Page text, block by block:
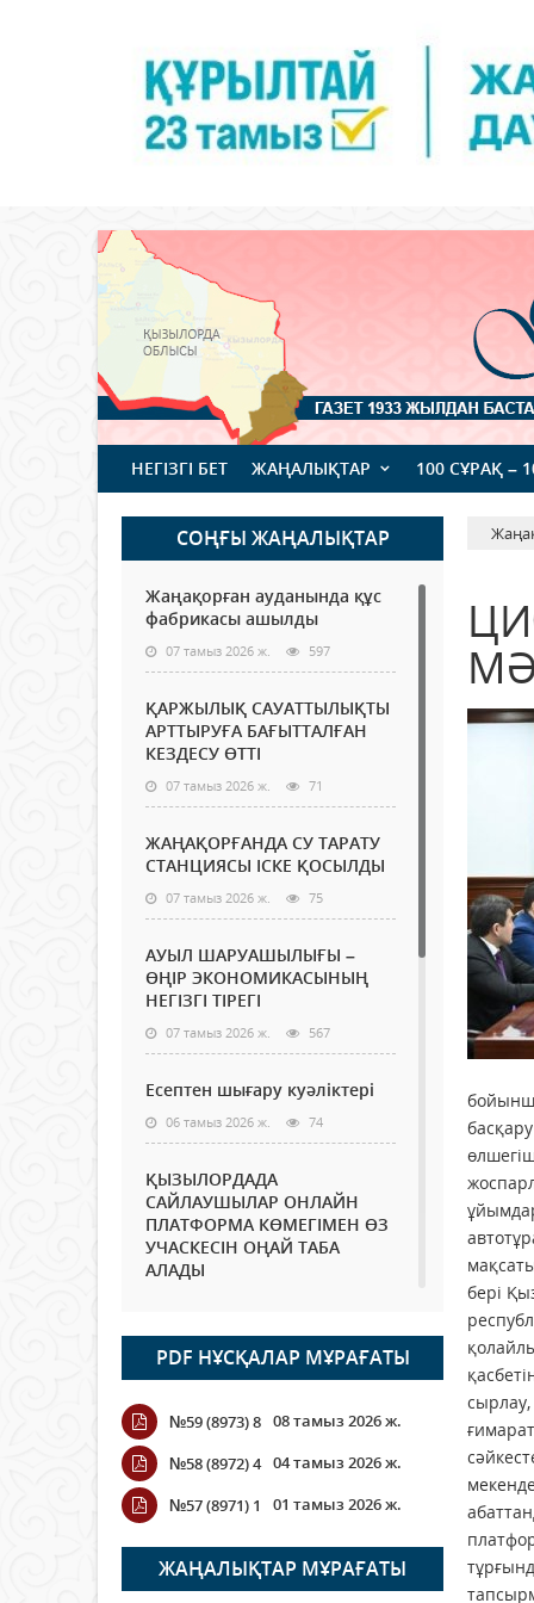
НЕГІЗГІ БЕТ ЖАҢАЛЫҚТАР 100 СҰРАҚ –
СОҢҒЫ ЖАҢАЛЫҚТАР
Жаңақорған ауданында құс
фабрикасы ашылды
07 тамыз 2026 ж. 597
ҚАРЖЫЛЫҚ САУАТТЫЛЫҚТЫ
АРТТЫРУҒА БАҒЫТТАЛҒАН
КЕЗДЕСУ ӨТТІ
07 тамыз 2026 ж. 71
ЖАҢАҚОРҒАНДА СУ ТАРАТУ
СТАНЦИЯСЫ ІСКЕ ҚОСЫЛДЫ
07 тамыз 2026 ж. 75
АУЫЛ ШАРУАШЫЛЫҒЫ –
ӨҢІР ЭКОНОМИКАСЫНЫҢ
НЕГІЗГІ ТІРЕГІ
07 тамыз 2026 ж. 567
Есептен шығару куәліктері
06 тамыз 2026 ж. 74
ҚЫЗЫЛОРДАДА
САЙЛАУШЫЛАР ОНЛАЙН
ПЛАТФОРМА КӨМЕГІМЕН ӨЗ
УЧАСКЕСІН ОҢАЙ ТАБА
АЛАДЫ
Open Air: Қызылорда
облысы полиция
департаменті 20 мыңнан
астам көрерменнің
қауіпсіздігін қамтамасыз етті
ҚАЛАЙ ӨТЕДІ?
06 тамыз 2026 ж. 265
PDF НҰСҚАЛАР МҰРАҒАТЫ
№59 (8973) 8 08 тамыз 2026 ж.
№58 (8972) 4 04 тамыз 2026 ж.
№57 (8971) 1
01 тамыз 2026 ж.
ЖАҢАЛЫҚТАР МҰРАҒАТЫ
бері
сырлау,